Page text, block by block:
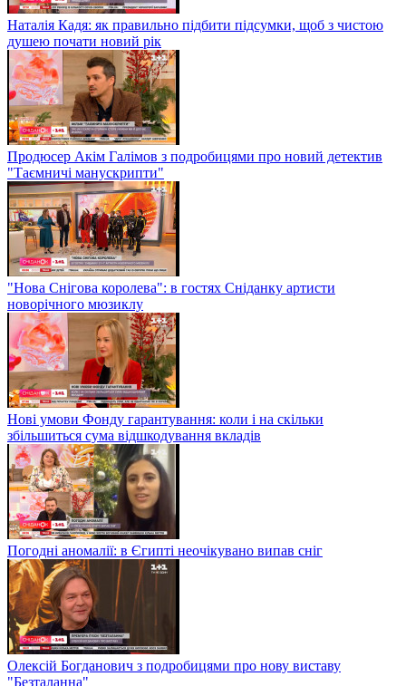
Наталія Кадя: як правильно підбити підсумки, щоб з чистою
душею почати новий рік
Продюсер Акім Галімов з подробицями про новий детектив
"Таємничі манускрипти"
"Нова Снігова королева": в гостях Сніданку артисти
новорічного мюзиклу
Нові умови Фонду гарантування: коли і на скільки
збільшиться сума відшкодування вкладів
Погодні аномалії: в Єгипті неочікувано випав сніг
Олексій Богданович з подробицями про нову виставу
"Безталанна"